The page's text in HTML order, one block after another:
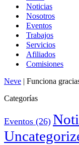
Noticias
Nosotros
Eventos
Trabajos
Servicios
Afiliados
Comisiones
Neve | Funciona
Categorías
Eventos (26)